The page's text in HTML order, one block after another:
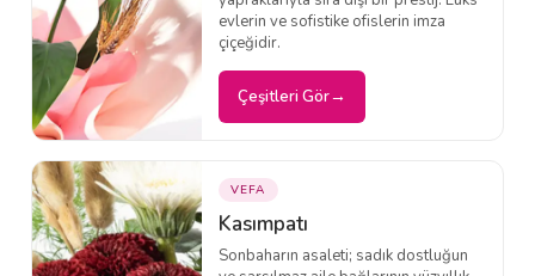
evlerin ve sofistike ofislerin imza
çiçeğidir.
Çeşitleri Gör
VEFA
Kasımpatı
Sonbaharın asaleti; sadık dostluğun